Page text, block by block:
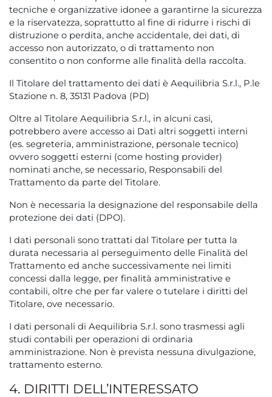
tecniche e organizzative idonee a garantirne la sicurezza
e la riservatezza, soprattutto al fine di ridurre i rischi di
distruzione o perdita, anche accidentale, dei dati, di
accesso non autorizzato, o di trattamento non
consentito o non conforme alle finalità della raccolta.
Il Titolare del trattamento dei dati è Aequilibria S.r.l., P.le
Stazione n. 8, 35131 Padova (PD)
Oltre al Titolare Aequilibria S.r.l., in alcuni casi,
potrebbero avere accesso ai Dati altri soggetti interni
(es. segreteria, amministrazione, personale tecnico)
ovvero soggetti esterni (come hosting provider)
nominati anche, se necessario, Responsabili del
Trattamento da parte del Titolare.
Non è necessaria la designazione del responsabile della
protezione dei dati (DPO).
I dati personali sono trattati dal Titolare per tutta la
durata necessaria al perseguimento delle Finalità del
Trattamento ed anche successivamente nei limiti
concessi dalla legge, per finalità amministrative e
contabili, oltre che per far valere o tutelare i diritti del
Titolare, ove necessario.
I dati personali di Aequilibria S.r.l. sono trasmessi agli
studi contabili per operazioni di ordinaria
amministrazione. Non è prevista nessuna divulgazione,
trattamento esterno.
4. DIRITTI DELL’INTERESSATO